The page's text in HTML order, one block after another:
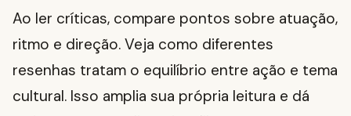
Ao ler críticas, compare pontos sobre atuação,
ritmo e direção. Veja como diferentes
resenhas tratam o equilíbrio entre ação e tema
cultural. Isso amplia sua própria leitura e dá